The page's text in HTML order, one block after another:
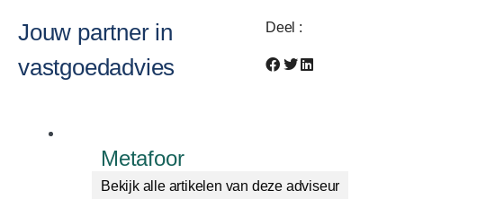
Jouw partner in
vastgoedadvies
Deel :
Metafoor
Bekijk alle artikelen van deze adviseur